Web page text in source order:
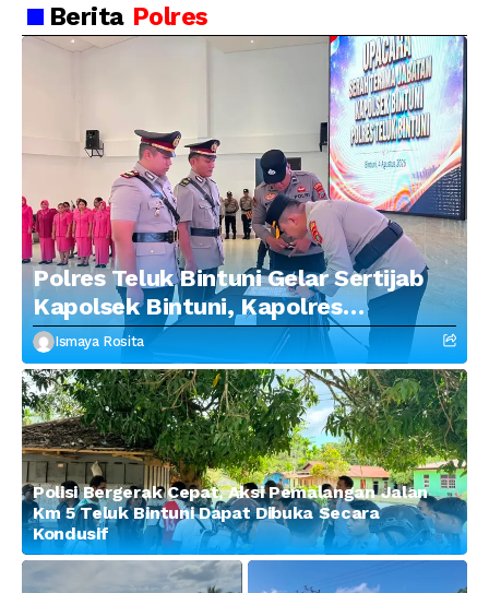
Berita Polres
Polres Teluk Bintuni Gelar Sertijab
Kapolsek Bintuni, Kapolres
Tekankan Profesionalisme dan
Penguatan Sinergitas
Ismaya Rosita
Polisi Bergerak Cepat, Aksi Pemalangan Jalan
Km 5 Teluk Bintuni Dapat Dibuka Secara
Kondusif